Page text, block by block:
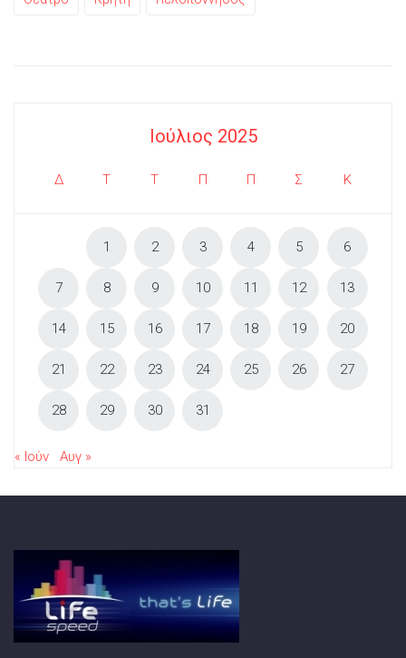
Ιούλιος 2025
Δ Τ Τ Π Π Σ Κ
1 2 3 4 5 6
7 8 9 10 11 12 13
14 15 16 17 18 19 20
21 22 23 24 25 26 27
28 29 30 31
« Ιούν Αυγ »